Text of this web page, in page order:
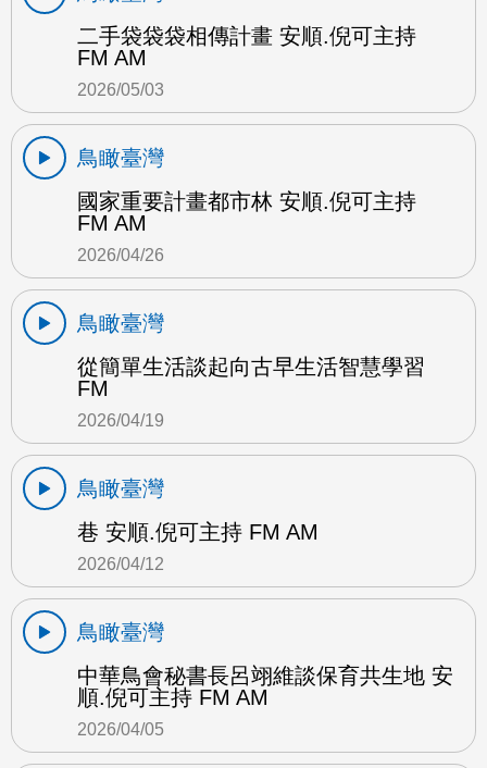
二手袋袋袋相傳計畫 安順.倪可主持
FM AM
2026/05/03
鳥瞰臺灣
國家重要計畫都市林 安順.倪可主持
FM AM
2026/04/26
鳥瞰臺灣
從簡單生活談起向古早生活智慧學習
FM
2026/04/19
鳥瞰臺灣
巷 安順.倪可主持 FM AM
2026/04/12
鳥瞰臺灣
中華鳥會秘書長呂翊維談保育共生地 安
順.倪可主持 FM AM
2026/04/05